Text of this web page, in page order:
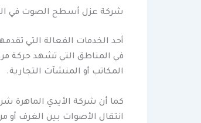
شركة عزل أسطح الصوت في
أحد الخدمات الفعالة التي
في المناطق التي تشهد حركة
المكاتب أو المنشآت التجارية.
كما أن شركة الأيدي الماهرة
انتقال الأصوات بين الغرف